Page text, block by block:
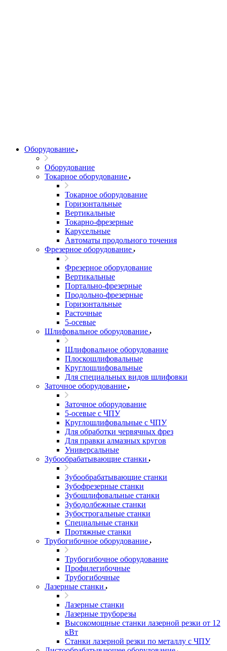
Оборудование
Оборудование
Токарное оборудование
Токарное оборудование
Горизонтальные
Вертикальные
Токарно-фрезерные
Карусельные
Автоматы продольного точения
Фрезерное оборудование
Фрезерное оборудование
Вертикальные
Портально-фрезерные
Продольно-фрезерные
Горизонтальные
Расточные
5-осевые
Шлифовальное оборудование
Шлифовальное оборудование
Плоскошлифовальные
Круглошлифовальные
Для специальных видов шлифовки
Заточное оборудование
Заточное оборудование
5-осевые с ЧПУ
Круглошлифовальные с ЧПУ
Для обработки червячных фрез
Для правки алмазных кругов
Универсальные
Зубообрабатывающие станки
Зубообрабатывающие станки
Зубофрезерные станки
Зубошлифовальные станки
Зубодолбежные станки
Зубострогальные станки
Специальные станки
Протяжные станки
Трубогибочное оборудование
Трубогибочное оборудование
Профилегибочные
Трубогибочные
Лазерные станки
Лазерные станки
Лазерные труборезы
Высокомощные станки лазерной резки от 12
кВт
Станки лазерной резки по металлу с ЧПУ